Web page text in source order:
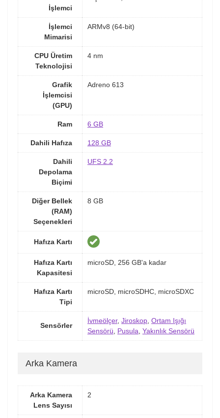
İşlemci
İşlemci
Mimarisi
ARMv8 (64-bit)
CPU Üretim
Teknolojisi
4 nm
Grafik
İşlemcisi
(GPU)
Adreno 613
Ram 6 GB
Dahili Hafıza 128 GB
Dahili
Depolama
Biçimi
UFS 2.2
Diğer Bellek
(RAM)
Seçenekleri
8 GB
Hafıza Kartı
Hafıza Kartı
Kapasitesi
microSD, 256 GB'a kadar
Hafıza Kartı
Tipi
microSD, microSDHC, microSDXC
Sensörler
İvmeölçer, Jiroskop, Ortam Işığı
Sensörü, Pusula, Yakınlık Sensörü
Arka Kamera
Arka Kamera
Lens Sayısı
2